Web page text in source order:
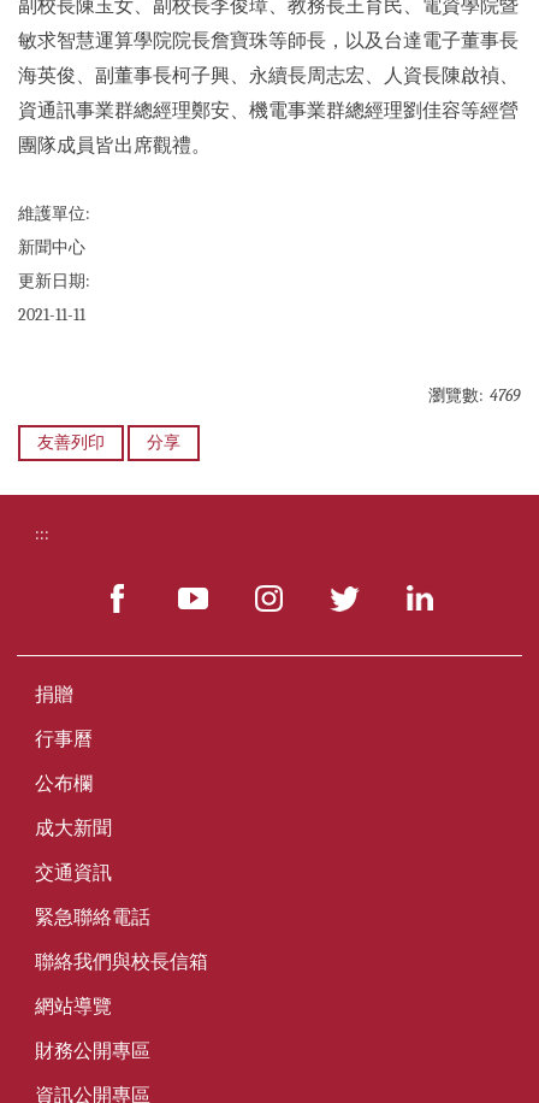
副校長陳玉女、副校長李俊璋、教務長王育民、電資學院暨
敏求智慧運算學院院長詹寶珠等師長，以及台達電子董事長
海英俊、副董事長柯子興、永續長周志宏、人資長陳啟禎、
資通訊事業群總經理鄭安、機電事業群總經理劉佳容等經營
團隊成員皆出席觀禮。
維護單位:
新聞中心
更新日期:
2021-11-11
瀏覽數: 4769
友善列印 分享
:::
捐贈
行事曆
公布欄
成大新聞
交通資訊
緊急聯絡電話
聯絡我們與校長信箱
網站導覽
財務公開專區
資訊公開專區